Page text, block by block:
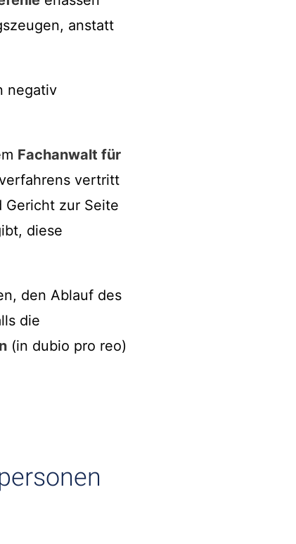
anstatt
negativ
Fachanwalt für
vertritt
Gericht zur Seite
diese
den Ablauf des
die
(in dubio pro reo)